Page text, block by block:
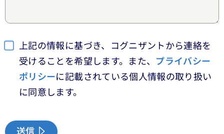
上記の情報に基づき、コグニザントから連絡を
受けることを希望します。また、 プライバシー
ポリシーに記載されている個人情報の取り扱い
に同意します。
送信